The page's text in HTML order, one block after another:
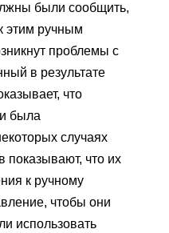
были сообщить,
этим ручным
проблемы с
в результате
что
была
случаях
показывают, что их
к ручному
чтобы они
использовать